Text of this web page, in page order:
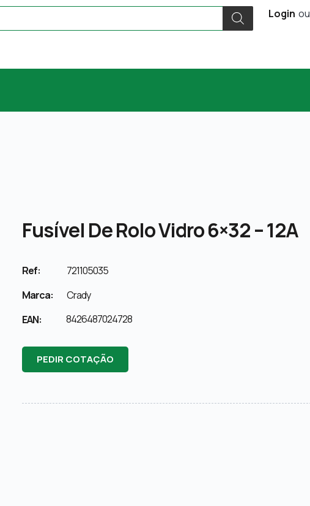
Login ou
Fusível De Rolo Vidro 6×32 – 12A
Ref:
721105035
Marca:
Crady
EAN:
8426487024728
PEDIR COTAÇÃO